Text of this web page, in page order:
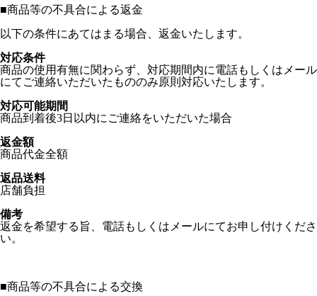
■商品等の不具合による返金
以下の条件にあてはまる場合、返金いたします。
対応条件
商品の使用有無に関わらず、対応期間内に電話もしくはメール
にてご連絡いただいたもののみ原則対応いたします。
対応可能期間
商品到着後3日以内にご連絡をいただいた場合
返金額
商品代金全額
返品送料
店舗負担
備考
返金を希望する旨、電話もしくはメールにてお申し付けくださ
い。
■商品等の不具合による交換